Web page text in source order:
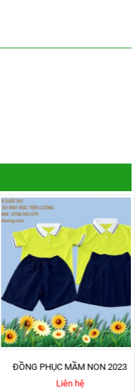
ĐỒNG PHỤC MẦM NON 2023
Liên hệ